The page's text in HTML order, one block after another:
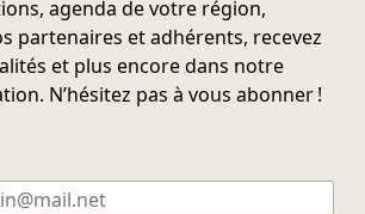
agenda de votre région,
partenaires et adhérents, recevez
et plus encore dans notre
N’hésitez pas à vous abonner !